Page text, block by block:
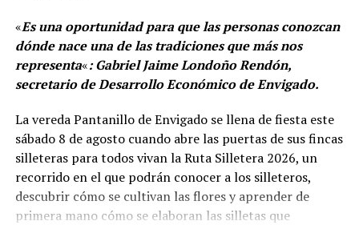
«Es una oportunidad para que las personas conozcan
dónde nace una de las tradiciones que más nos
representa«: Gabriel Jaime Londoño Rendón,
secretario de Desarrollo Económico de Envigado.
La vereda Pantanillo de Envigado se llena de fiesta este
sábado 8 de agosto cuando abre las puertas de sus fincas
silleteras para todos vivan la Ruta Silletera 2026, un
recorrido en el que podrán conocer a los silleteros,
descubrir cómo se cultivan las flores y aprender de
primera mano cómo se elaboran las silletas que